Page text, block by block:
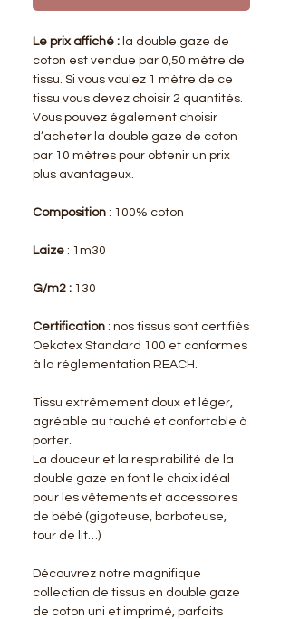
Le prix affiché : la double gaze de
coton est vendue par 0,50 mètre de
tissu. Si vous voulez 1 mètre de ce
tissu vous devez choisir 2 quantités.
Vous pouvez également choisir
d’acheter la double gaze de coton
par 10 mètres pour obtenir un prix
plus avantageux.
Composition : 100% coton
Laize : 1m30
G/m2 : 130
Certification : nos tissus sont certifiés
Oekotex Standard 100 et conformes
à la réglementation REACH.
Tissu extrêmement doux et léger,
agréable au touché et confortable à
porter.
La douceur et la respirabilité de la
double gaze en font le choix idéal
pour les vêtements et accessoires
de bébé (gigoteuse, barboteuse,
tour de lit…)
Découvrez notre magnifique
collection de tissus en double gaze
de coton uni et imprimé, parfaits